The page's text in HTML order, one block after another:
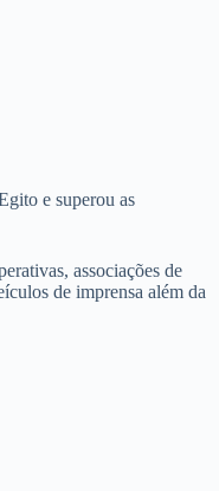
e superou as
associações de
de imprensa além da